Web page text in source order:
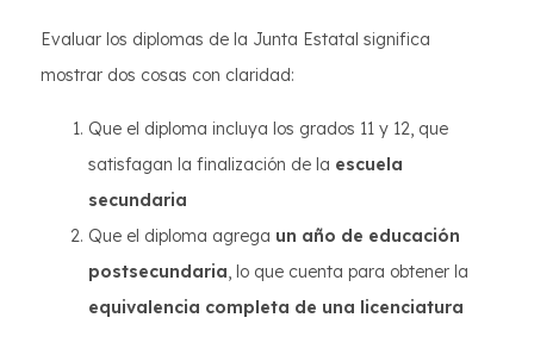
Evaluar los diplomas de la Junta Estatal significa
mostrar dos cosas con claridad:
Que el diploma incluya los grados 11 y 12, que
satisfagan la finalización de la escuela
secundaria
Que el diploma agrega un año de educación
postsecundaria, lo que cuenta para obtener la
equivalencia completa de una licenciatura